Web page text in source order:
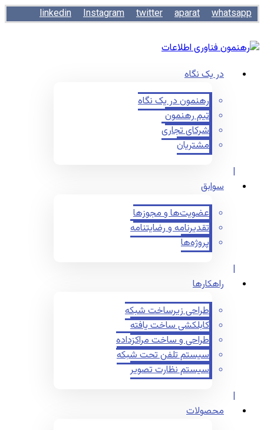
linkedin Instagram twitter aparat whatsapp
در یک نگاه
رهنمون در یک نگاه
تیم رهنمون
شرکای تجاری
مشتریان
سوابق
عضویت‌ها و مجوزها
تقدیرنامه و رضایتنامه
پروژه‌ها
راهکارها
طراحی زیرساخت شبکه
کابلکشی ساخت یافته
طراحی و ساخت مراکزداده
سیستم تلفن تحت شبکه
سیستم نظارت تصویر
محصولات